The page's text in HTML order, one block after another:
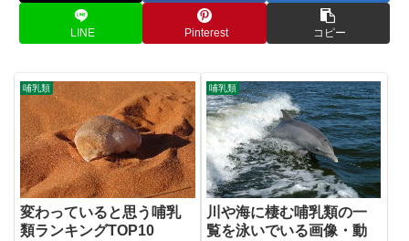
LINE Pinterest コピー
哺乳類
変わっていると思う哺乳
類ランキングTOP10
哺乳類
川や海に棲む哺乳類の一
覧を泳いでいる画像・動